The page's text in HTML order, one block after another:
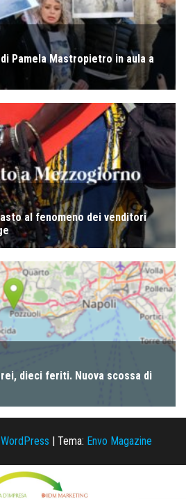
WordPress Tema: Envo Magazine